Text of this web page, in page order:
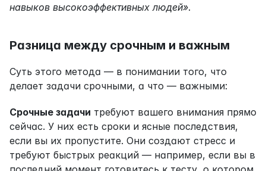
навыков высокоэффективных людей».
Разница между срочным и важным
Суть этого метода — в понимании того, что
делает задачи срочными, а что — важными:
Срочные задачи требуют вашего внимания прямо
сейчас. У них есть сроки и ясные последствия,
если вы их пропустите. Они создают стресс и
требуют быстрых реакций — например, если вы в